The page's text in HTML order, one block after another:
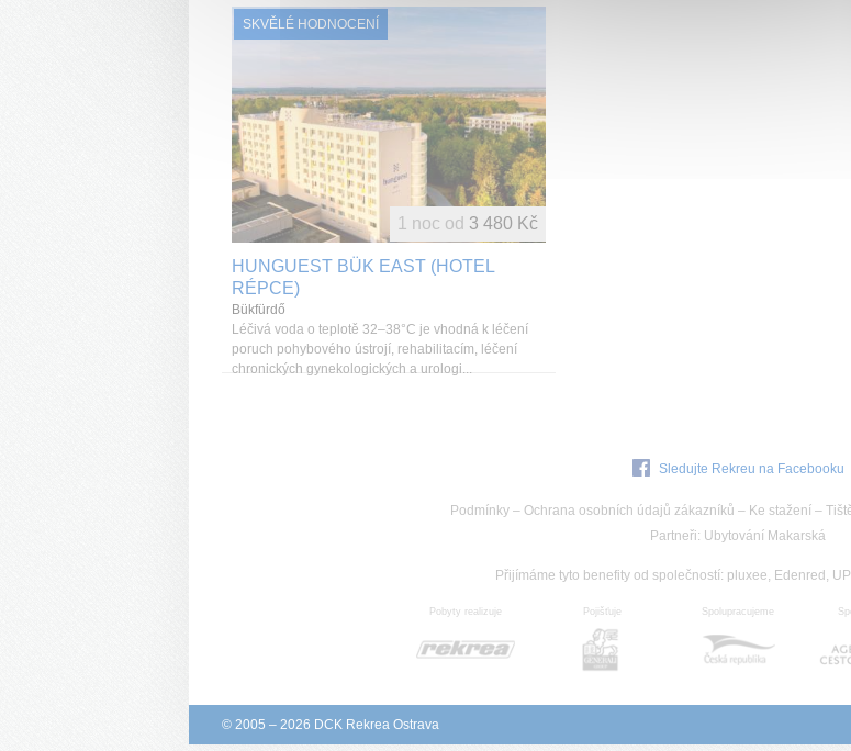
SKVĚLÉ HODNOCENÍ
HUNGUEST BÜK EAST (HOTEL
RÉPCE)
Bükfürdő
Léčivá voda o teplotě 32–38°C je vhodná k léčení
poruch pohybového ústrojí, rehabilitacím, léčení
chronických gynekologických a urologi...
1 noc od 3 480 Kč
Sledujte Rekreu na Facebooku
Podmínky– Ochrana osobních údajů zákazníků – Ke stažení –
Partneři: Ubytování Makarská
Přijímáme tyto benefity od společností: pluxee, Edenred,
Pobyty realizuje Pojišťuje Spolupracujeme
© 2005 – 2026 DCK Rekrea Ostrava